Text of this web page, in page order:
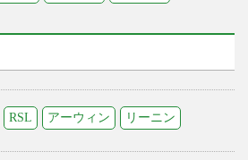
RSL アーウィン リーニン